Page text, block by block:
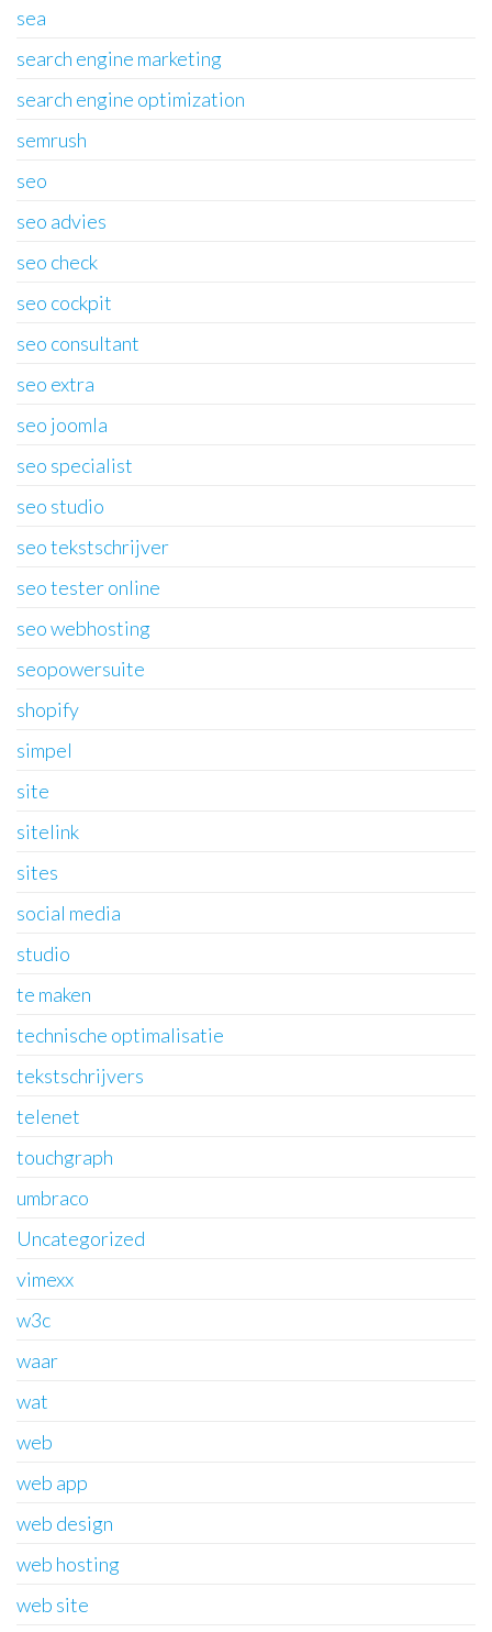
sea
search engine marketing
search engine optimization
semrush
seo
seo advies
seo check
seo cockpit
seo consultant
seo extra
seo joomla
seo specialist
seo studio
seo tekstschrijver
seo tester online
seo webhosting
seopowersuite
shopify
simpel
site
sitelink
sites
social media
studio
te maken
technische optimalisatie
tekstschrijvers
telenet
touchgraph
umbraco
Uncategorized
vimexx
w3c
waar
wat
web
web app
web design
web hosting
web site